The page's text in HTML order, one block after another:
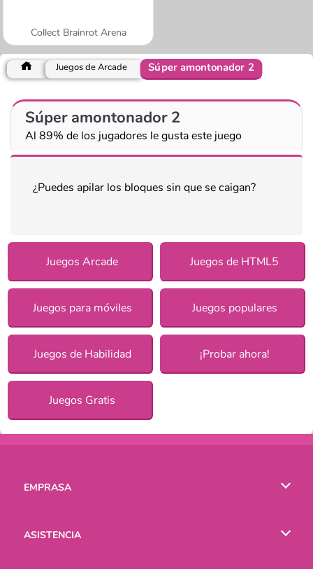
Collect Brainrot Arena
Juegos de Arcade Súper amontonador 2
Súper amontonador 2
Al 89% de los jugadores le gusta este juego
¿Puedes apilar los bloques sin que se caigan?
Juegos Arcade Juegos de HTML5
Juegos para móviles Juegos populares
Juegos de Habilidad ¡Probar ahora!
Juegos Gratis
EMPRASA
ASISTENCIA